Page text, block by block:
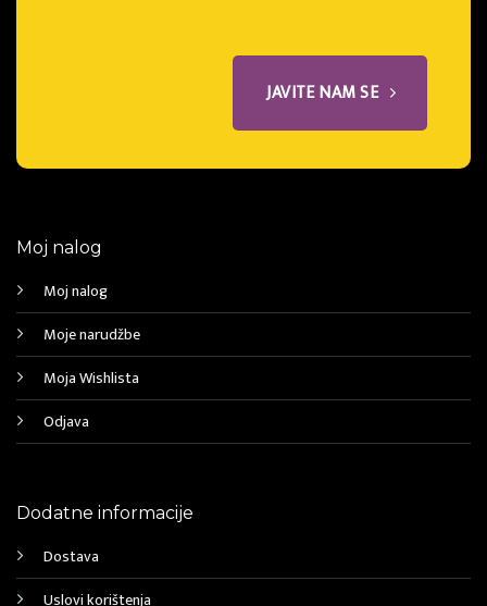
JAVITE NAM SE
Moj nalog
Moj nalog
Moje narudžbe
Moja Wishlista
Odjava
Dodatne informacije
Dostava
Uslovi korištenja